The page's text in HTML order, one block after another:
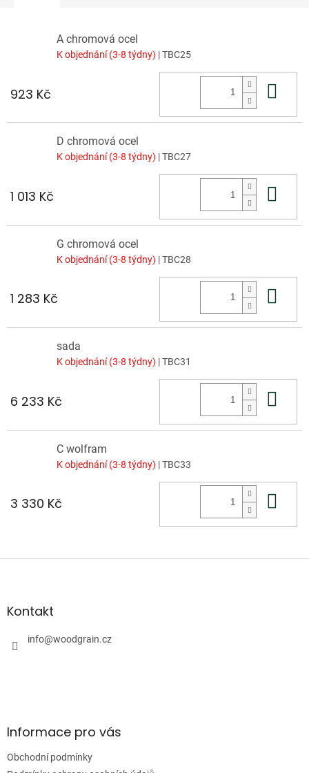
A chromová ocel
K objednání (3-8 týdny) | TBC25
923 Kč
D chromová ocel
K objednání (3-8 týdny) | TBC27
1 013 Kč
G chromová ocel
K objednání (3-8 týdny) | TBC28
1 283 Kč
sada
K objednání (3-8 týdny) | TBC31
6 233 Kč
C wolfram
K objednání (3-8 týdny) | TBC33
3 330 Kč
Z
aKontakt
info@woodgrain.cz
Informace pro vás
Obchodní podmínky